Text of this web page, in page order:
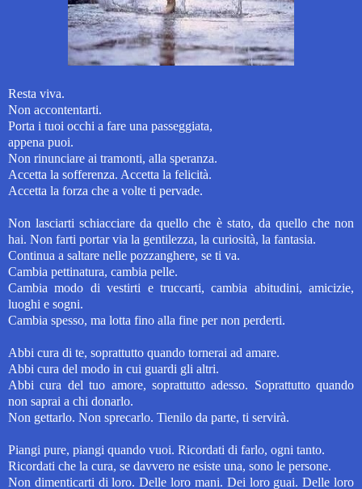
Resta viva.
Non accontentarti.
Porta i tuoi occhi a fare una passeggiata,
appena puoi.
Non rinunciare ai tramonti, alla speranza.
Accetta la sofferenza. Accetta la felicità.
Accetta la forza che a volte ti pervade.
Non lasciarti schiacciare da quello che è stato, da quello che non
hai. Non farti portar via la gentilezza, la curiosità, la fantasia.
Continua a saltare nelle pozzanghere, se ti va.
Cambia pettinatura, cambia pelle.
Cambia modo di vestirti e truccarti, cambia abitudini, amicizie,
luoghi e sogni.
Cambia spesso, ma lotta fino alla fine per non perderti.
Abbi cura di te, soprattutto quando tornerai ad amare.
Abbi cura del modo in cui guardi gli altri.
Abbi cura del tuo amore, soprattutto adesso. Soprattutto quando
non saprai a chi donarlo.
Non gettarlo. Non sprecarlo. Tienilo da parte, ti servirà.
Piangi pure, piangi quando vuoi. Ricordati di farlo, ogni tanto.
Ricordati che la cura, se davvero ne esiste una, sono le persone.
Non dimenticarti di loro. Delle loro mani. Dei loro guai.Delle loro